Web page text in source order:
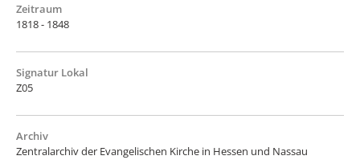
Zeitraum
1818 - 1848
Signatur Lokal
Z05
Archiv
Zentralarchiv der Evangelischen Kirche in Hessen und Nassau